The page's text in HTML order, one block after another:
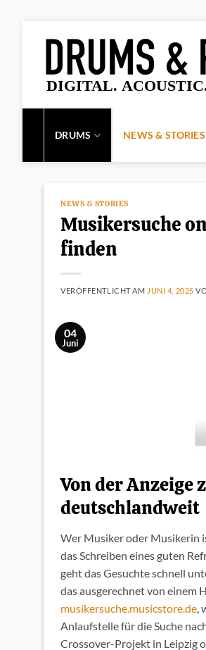
springen
DRUMS NEWS & STORIES
NEWS & STORIES
Musikersuche
finden
VERÖFFENTLICHT AM JUNI 4, 2025
04
Juni
Von der Anzeige
deutschlandweit
Wer Musiker oder Musikerin
das Schreiben eines guten
geht das Gesuchte schnell
das ausgerechnet von einem
musikersuche.musicstore.de,
Anlaufstelle für die Suche
Crossover-Projekt in Leipzig